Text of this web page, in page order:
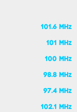
101.6 MHz
101 MHz
100 MHz
98.8 MHz
97.4 MHz
102.1 MHz